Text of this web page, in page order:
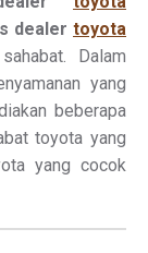
dealertoyota
Dalam
yang
beberapa
toyota yang
yang cocok